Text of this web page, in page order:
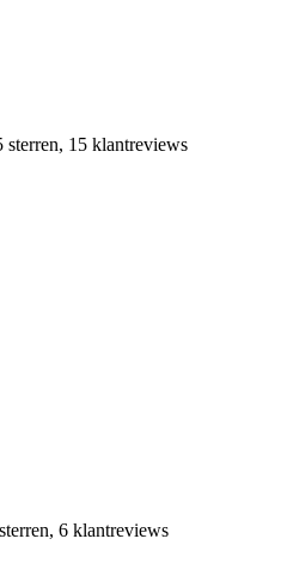
sterren, 15 klantreviews
6 klantreviews